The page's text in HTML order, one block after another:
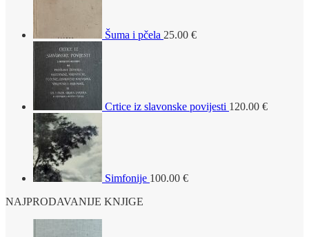
Šuma i pčela 25.00 €
Crtice iz slavonske povijesti 120.00 €
Simfonije 100.00 €
NAJPRODAVANIJE KNJIGE